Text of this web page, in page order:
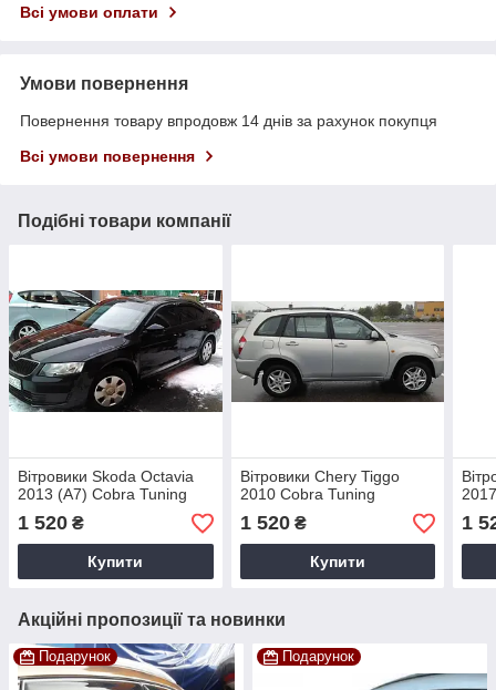
Всі умови оплати
Умови повернення
Повернення товару впродовж 14 днів за рахунок покупця
Всі умови повернення
Подібні товари компанії
Вітровики Skoda Octavia
2013 (А7) Cobra Tuning
1 520 ₴
Купити
Вітровики Chery Tiggo
2010 Cobra Tuning
1 520₴
Купити
1
Акційні пропозиції та новинки
Подарунок Подарунок